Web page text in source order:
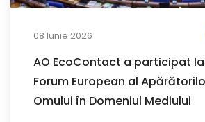
08 Iunie 2026
AO EcoContact a participat
Forum European al
Omului în Domeniul Mediului